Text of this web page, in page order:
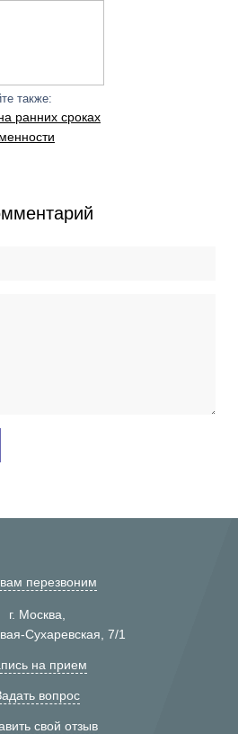
также:
ранних сроках
перезвоним
г. Москва,
Сухаревская, 7/1
на прием
вопрос
свой отзыв